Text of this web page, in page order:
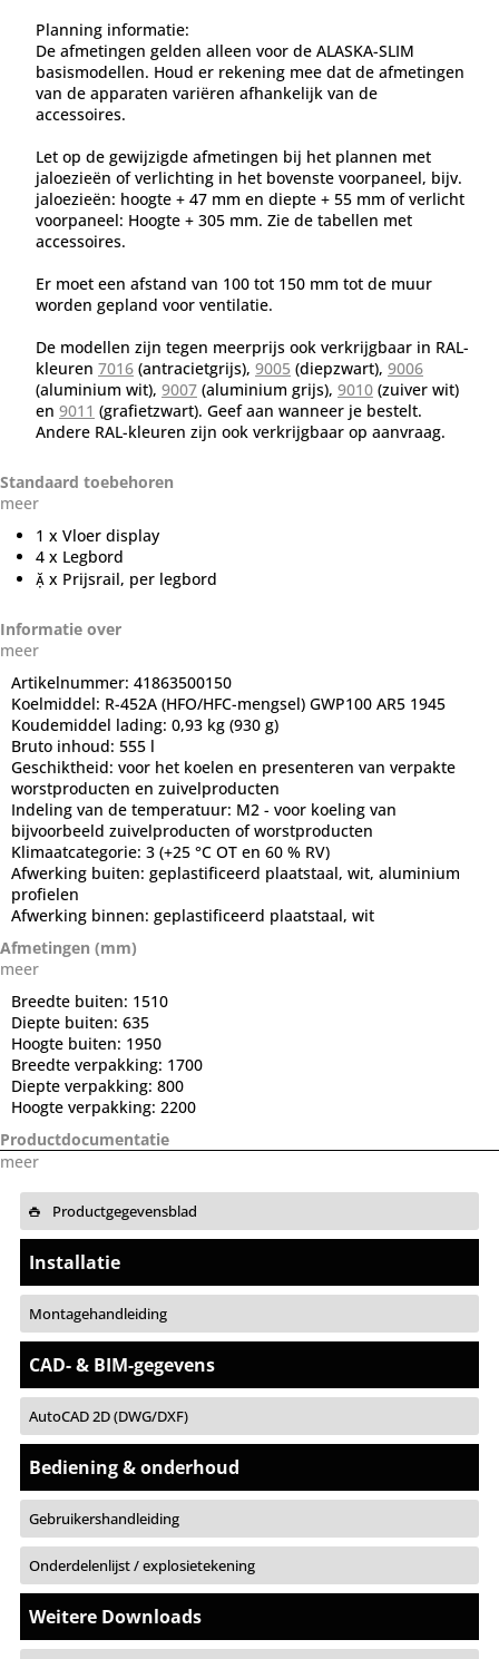
Planning informatie:
De afmetingen gelden alleen voor de ALASKA-SLIM
basismodellen. Houd er rekening mee dat de afmetingen
van de apparaten variëren afhankelijk van de
accessoires.
Let op de gewijzigde afmetingen bij het plannen met
jaloezieën of verlichting in het bovenste voorpaneel, bijv.
jaloezieën: hoogte + 47 mm en diepte + 55 mm of verlicht
voorpaneel: Hoogte + 305 mm. Zie de tabellen met
accessoires.
Er moet een afstand van 100 tot 150 mm tot de muur
worden gepland voor ventilatie.
De modellen zijn tegen meerprijs ook verkrijgbaar in RAL-
kleuren 7016 (antracietgrijs), 9005 (diepzwart), 9006
(aluminium wit), 9007 (aluminium grijs), 9010 (zuiver wit)
en 9011 (grafietzwart). Geef aan wanneer je bestelt.
Andere RAL-kleuren zijn ook verkrijgbaar op aanvraag.
Standaard toebehoren
meer
1 x Vloer display
4 x Legbord
 x Prijsrail, per legbord
Informatie over
meer
Artikelnummer: 41863500150
Koelmiddel: R-452A (HFO/HFC-mengsel) GWP100 AR5 1945
Koudemiddel lading: 0,93 kg (930 g)
Bruto inhoud: 555 l
Geschiktheid: voor het koelen en presenteren van verpakte
worstproducten en zuivelproducten
Indeling van de temperatuur: M2 - voor koeling van
bijvoorbeeld zuivelproducten of worstproducten
Klimaatcategorie: 3 (+25 °C OT en 60 % RV)
Afwerking buiten: geplastificeerd plaatstaal, wit, aluminium
profielen
Afwerking binnen: geplastificeerd plaatstaal, wit
Afmetingen (mm)
meer
Breedte buiten: 1510
Diepte buiten: 635
Hoogte buiten: 1950
Breedte verpakking: 1700
Diepte verpakking: 800
Hoogte verpakking: 2200
Productdocumentatie
meer
Productgegevensblad
Installatie
Montagehandleiding
CAD- & BIM-gegevens
AutoCAD 2D (DWG/DXF)
Bediening & onderhoud
Gebruikershandleiding
Onderdelenlijst / explosietekening
Weitere Downloads